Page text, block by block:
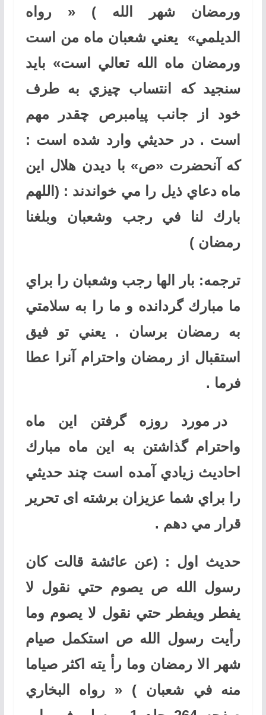
ورمضان شهر الله ) « رواه
الديلمي» يعني شعبان ماه من است
ورمضان ماه الله تعالي است» بايد
سنجيد كه انتساب چيزي به طرف
خود از جانب پيامبرص چقدر مهم
است . در حديثي وارد شده است :
كه آنحضرت «ص» با ديدن هلال اين
ماه دعاي ذيل را مي خواندند : (اللهم
بارك لنا في رجب وشعبان وبلغنا
رمضان )
ترجمه: بار الها رجب وشعبان را براي
ما مبارك گردانده و ما را به سلامتي
به رمضان برسان . يعني تو فيق
استقبال از رمضان واحترام آنرا عطا
فرما .
در مورد روزه گرفتن اين ماه
واحترام گذاشتن به اين ماه مبارك
احاديث زيادي آمده است چند حديثي
را براي شما عزيزان برشته ای تحرير
قرار مي دهم .
حديث اول : (عن عائشة قالت كان
رسول الله ص يصوم حتي نقول لا
يفطر ويفطر حتي نقول لا يصوم وما
رأيت رسول الله ص استكمل صيام
شهر الا رمضان وما رأ يته اكثر صياما
منه في شعبان ) « رواه البخاري